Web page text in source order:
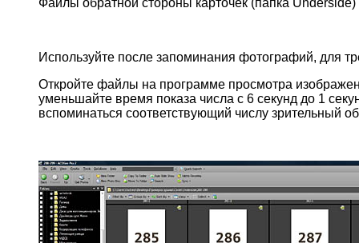
Файлы обратной стороны карточек (папка Underside)
Используйте после запоминания фотографий, для
Откройте файлы на программе просмотра
уменьшайте время показа числа с 6 секунд до 1
вспоминаться соответствующий числу зрительный